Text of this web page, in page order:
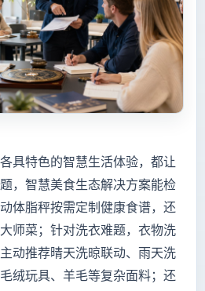
具特色的智慧生活体验，都让
，智慧美食生态解决方案能检
体脂秤按需定制健康食谱，还
师菜；针对洗衣难题，衣物洗
动推荐晴天洗晾联动、雨天洗
绒玩具、羊毛等复杂面料；还